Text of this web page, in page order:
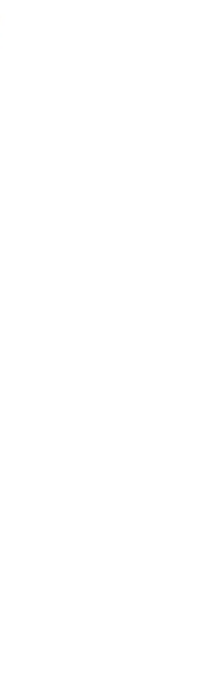
di prezzo: da €279.00 a